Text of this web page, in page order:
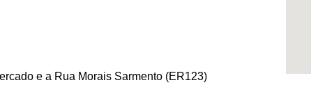
e a Rua Morais Sarmento (ER123)